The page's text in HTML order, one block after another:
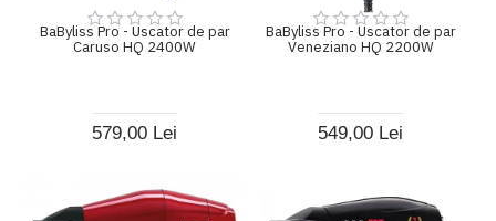
BaByliss Pro - Uscator de par
Caruso HQ 2400W
579,00 Lei
BaByliss Pro - Uscator de par
Veneziano HQ 2200W
549,00 Lei